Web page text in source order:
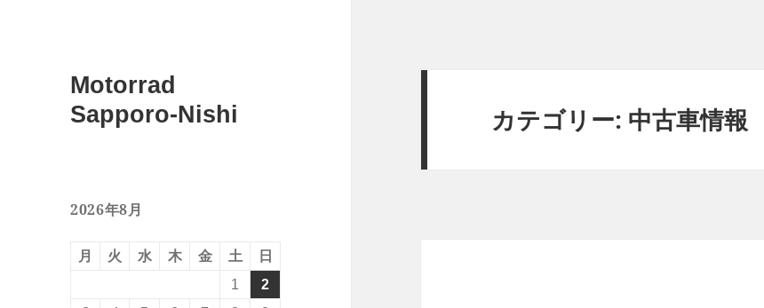
Motorrad
Sapporo-Nishi
2026年8月
月 火 水 木 金 土
日
1
2
カテゴリー: 中古車情報